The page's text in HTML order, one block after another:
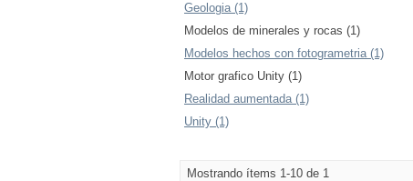
Geologia (1)
Modelos de minerales y rocas (1)
Modelos hechos con fotogrametria (1)
Motor grafico Unity (1)
Realidad aumentada (1)
Unity (1)
Mostrando ítems 1-10 de 1